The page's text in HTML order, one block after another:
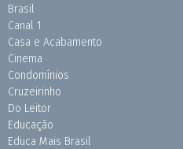
Brasil
Canal 1
Casa e Acabamento
Cinema
Condomínios
Cruzeirinho
Do Leitor
Educação
Educa Mais Brasil